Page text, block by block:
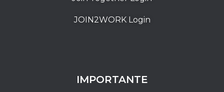
JOIN2WORK Login
IMPORTANTE